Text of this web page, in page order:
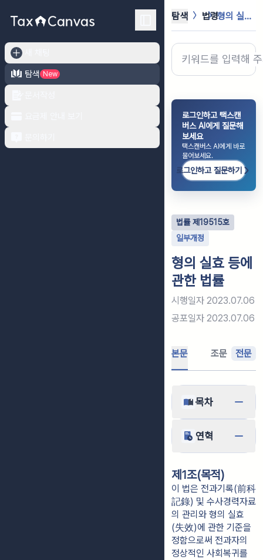
탐색
New
탐색 법령 형의 실효 등에 관한 법률
로그인하고 택스캔
버스 AI에게 질문해
보세요
택스캔버스 AI에게 바로
물어보세요.
로그인하고 질문하기
법률제 19515호
일부개정
형의 실효 등에
관한 법률
시행일자 2023.07.06
공포일자 2023.07.06
본문 조문 전문
목차
연혁
제1조(목적)
이 법은 전과기록(前科
記錄) 및 수사경력자료
의 관리와 형의 실효
(失效)에 관한 기준을
정함으로써 전과자의
정상적인 사회복귀를